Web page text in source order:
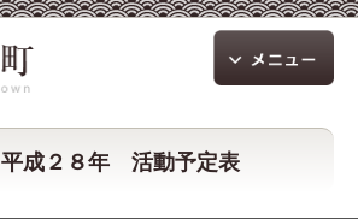
成２８年 活動予定表